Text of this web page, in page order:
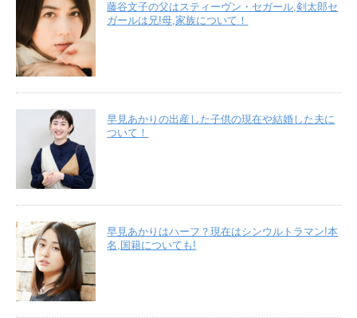
藤谷文子の父はスティーヴン・セガール,剣太郎セ
ガールは兄!母,家族について！
早見あかりの出産した子供の現在や結婚した夫に
ついて！
早見あかりはハーフ？現在はシンウルトラマン!本
名,国籍についても!